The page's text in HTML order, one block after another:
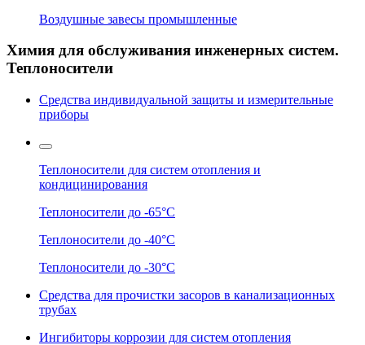
Воздушные завесы промышленные
Химия для обслуживания инженерных систем.
Теплоносители
Средства индивидуальной защиты и измерительные
приборы
Теплоносители для систем отопления и
кондицинирования
Теплоносители до -65°C
Теплоносители до -40°C
Теплоносители до -30°C
Средства для прочистки засоров в канализационных
трубах
Ингибиторы коррозии для систем отопления